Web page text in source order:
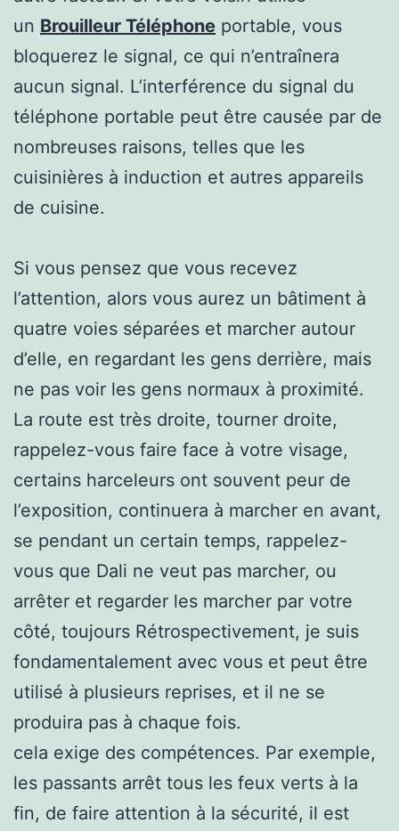
un Brouilleur Téléphone portable, vous
bloquerez le signal, ce qui n’entraînera
aucun signal. L’interférence du signal du
téléphone portable peut être causée par de
nombreuses raisons, telles que les
cuisinières à induction et autres appareils
de cuisine.
Si vous pensez que vous recevez
l’attention, alors vous aurez un bâtiment à
quatre voies séparées et marcher autour
d’elle, en regardant les gens derrière, mais
ne pas voir les gens normaux à proximité.
La route est très droite, tourner droite,
rappelez-vous faire face à votre visage,
certains harceleurs ont souvent peur de
l’exposition, continuera à marcher en avant,
se pendant un certain temps, rappelez-
vous que Dali ne veut pas marcher, ou
arrêter et regarder les marcher par votre
côté, toujours Rétrospectivement, je suis
fondamentalement avec vous et peut être
utilisé à plusieurs reprises, et il ne se
produira pas à chaque fois.
cela exige des compétences. Par exemple,
les passants arrêt tous les feux verts à la
fin, de faire attention à la sécurité, il est